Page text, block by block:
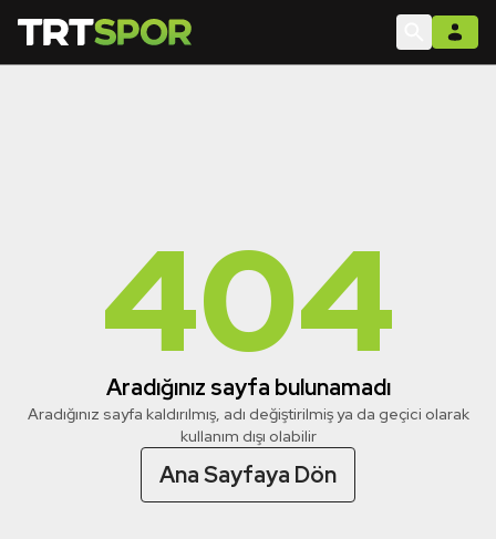
404
Aradığınız sayfa bulunamadı
Aradığınız sayfa kaldırılmış, adı değiştirilmiş ya da geçici olarak
kullanım dışı olabilir
Ana Sayfaya Dön